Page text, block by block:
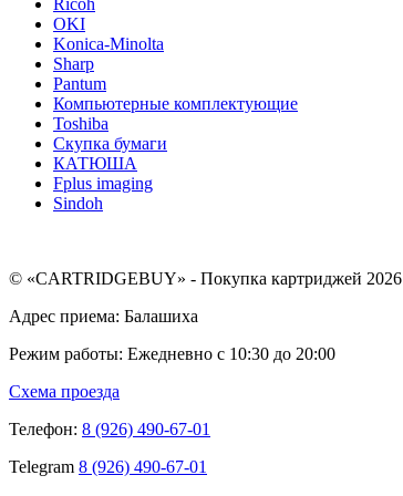
Ricoh
OKI
Konica-Minolta
Sharp
Pantum
Компьютерные комплектующие
Toshiba
Скупка бумаги
КАТЮША
Fplus imaging
Sindoh
© «CARTRIDGEBUY» - Покупка картриджей 2026
Адрес приема: Балашиха
Режим работы: Ежедневно с 10:30 до 20:00
Схема проезда
Телефон: 8 (926) 490-67-01
Telegram 8 (926) 490-67-01